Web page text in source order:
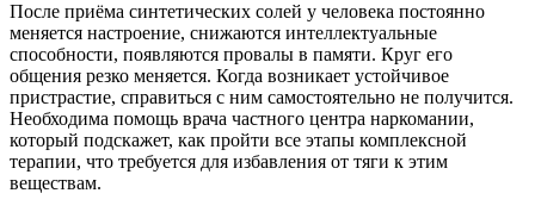
После приёма синтетических солей у человека постоянно
меняется настроение, снижаются интеллектуальные
способности, появляются провалы в памяти. Круг его
общения резко меняется. Когда возникает устойчивое
пристрастие, справиться с ним самостоятельно не получится.
Необходима помощь врача частного центра наркомании,
который подскажет, как пройти все этапы комплексной
терапии, что требуется для избавления от тяги к этим
веществам.